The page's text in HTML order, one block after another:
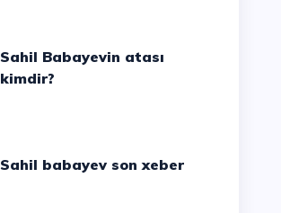
Sahil Babayevin atası
kimdir?
Sahil babayev son xeber